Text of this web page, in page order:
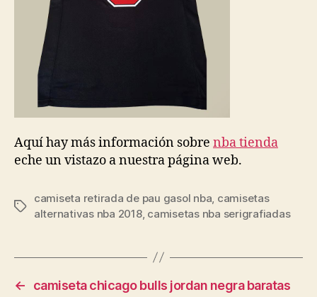
Aquí hay más información sobre nba tienda
eche un vistazo a nuestra página web.
Etiquetas
camiseta retirada de pau gasol nba camisetas
alternativas nba 2018, camisetas nba serigrafiadas
←
camiseta chicago bulls jordan negra baratas